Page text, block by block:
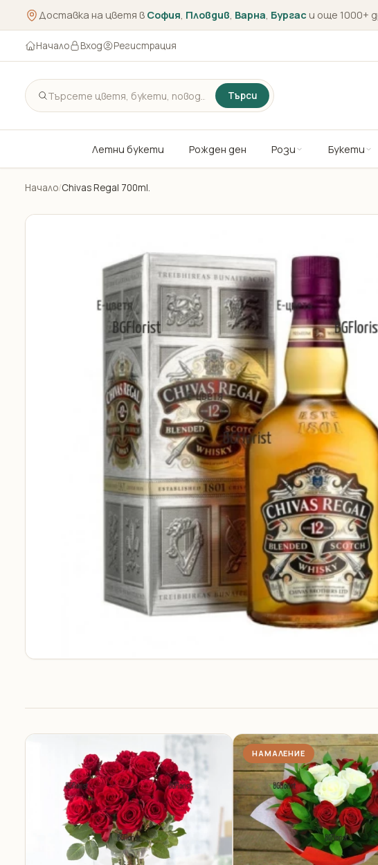
Доставка на цветя в София, Пловдив, Варна, Бургас и още 1000+
Начало Вход Регистрация
Търси
Летни букети Рожден ден Рози Букети
Начало/Chivas Regal 700ml.
НАМАЛЕНИЕ